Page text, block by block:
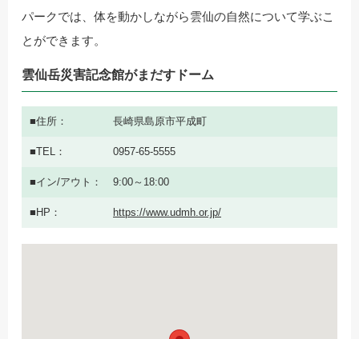
パークでは、体を動かしながら雲仙の自然について学ぶこ
とができます。
雲仙岳災害記念館がまだすドーム
住所 長崎県島原市平成町
TEL 0957-65-5555
イン/アウト 9:00～18:00
HP https://www.udmh.or.jp/